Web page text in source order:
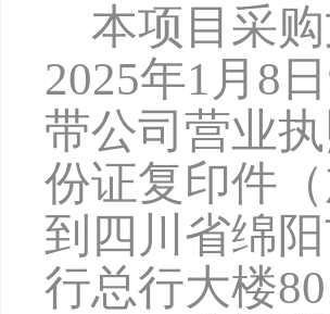
本项目采
2025年1月8
带公司营业
份证复印件
到四川省绵
行总行大楼